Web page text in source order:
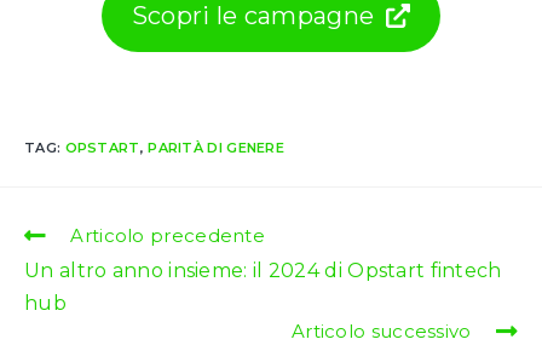
Scopri le campagne
TAG: OPSTART, PARITÀ DI GENERE
Leggi
articoli
Articolo precedente
Un altro anno insieme: il 2024 di Opstart fintech
hub
Articolo successivo